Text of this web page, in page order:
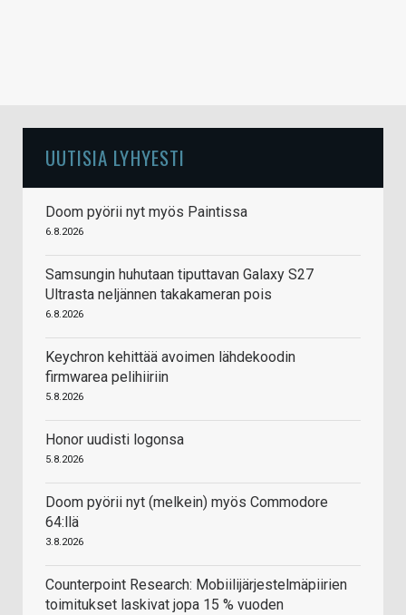
UUTISIA LYHYESTI
Doom pyörii nyt myös Paintissa
6.8.2026
Samsungin huhutaan tiputtavan Galaxy S27
Ultrasta neljännen takakameran pois
6.8.2026
Keychron kehittää avoimen lähdekoodin
firmwarea pelihiiriin
5.8.2026
Honor uudisti logonsa
5.8.2026
Doom pyörii nyt (melkein) myös Commodore
64:llä
3.8.2026
Counterpoint Research: Mobiilijärjestelmäpiirien
toimitukset laskivat jopa 15 % vuoden